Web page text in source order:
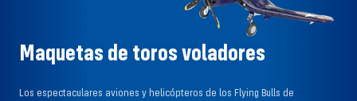
Maquetas de toros voladores
Los espectaculares aviones y helicópteros de los Flying Bulls de